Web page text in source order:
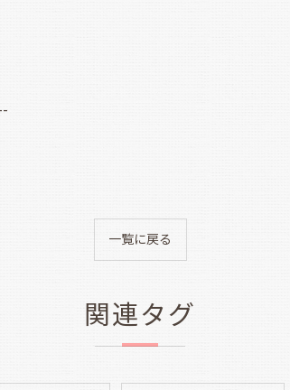
一覧に戻る
関連タグ